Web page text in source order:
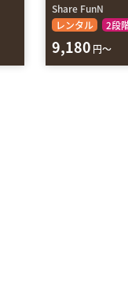
Share FunN
レンタル
2段
9,180 円～